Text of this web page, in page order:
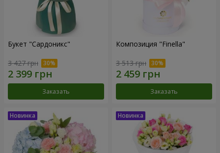
Букет "Сардоникс"
3 427 грн
Заказать
Композиция "Finella"
3 513 грн
Заказать